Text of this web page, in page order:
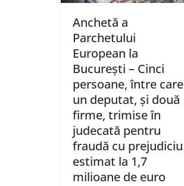
Anchetă a
Parchetului
European la
Bucureşti – Cinci
persoane, între care
un deputat, şi două
firme, trimise în
judecată pentru
fraudă cu prejudiciu
estimat la 1,7
milioane de euro